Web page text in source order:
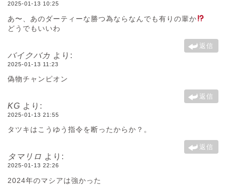
2025-01-13 10:25
あ〜、あのダーティーな勝つ為ならなんでも有りの輩か
どうでもいいわ
返信
バイクバカ より:
2025-01-13 11:23
偽物チャンピオン
返信
KG より:
2025-01-13 21:55
タツキはこうゆう指令を断ったからか？。
返信
タマリロ より:
2025-01-13 22:26
2024年のマシアは強かった